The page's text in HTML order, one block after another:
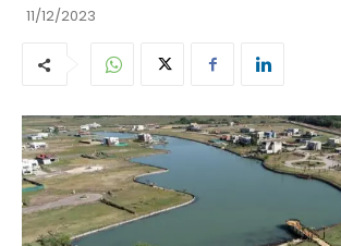
11/12/2023